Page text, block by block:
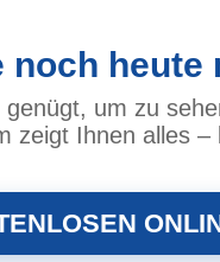
noch heute
um zu
zeigt Ihnen alles